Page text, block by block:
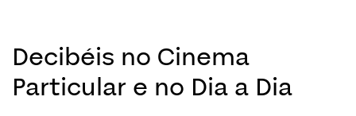
Decibéis no Cinema
Particular e no Dia a Dia